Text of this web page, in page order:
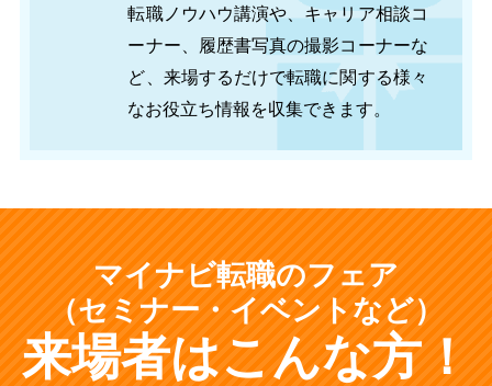
転職ノウハウ講演や、キャリア相談コ
ーナー、履歴書写真の撮影コーナーな
ど、来場するだけで転職に関する様々
なお役立ち情報を収集できます。
マイナビ転職のフェア
（セミナー・イベントなど）
来場者はこんな方！